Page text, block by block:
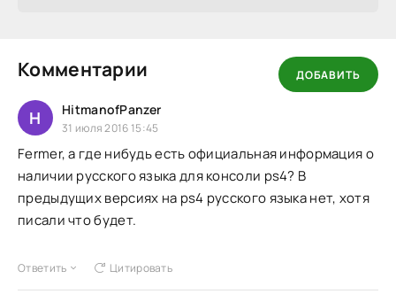
Комментарии ДОБАВИТЬ
H HitmanofPanzer
31 июля 2016 15:45
Fermer, а где нибудь есть официальная информация о
наличии русского языка для консоли ps4? В
предыдущих версиях на ps4 русского языка нет, хотя
писали что будет.
Ответить Цитировать